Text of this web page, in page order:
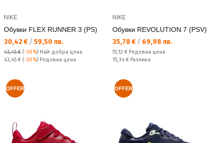
NIKE
Обувки FLEX RUNNER 3 (PS)
Текуща цена:
30,42 € / 59,50 лв.
43,45 € (-30%) Най-добра цена
Редовна цена:
43,45 € (-30%) Редовна цена
NIKE
Обувки REVOLUTION 7 (PSV)
Текуща цена:
35,78 € / 69,98 лв.
Редовна цена:
51,12 € Редовна цена
Спестявате:
15,34 € Разлика
OFFER OFFER